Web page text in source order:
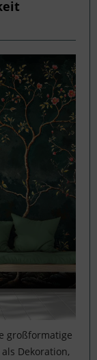
großformatige
Dekoration,